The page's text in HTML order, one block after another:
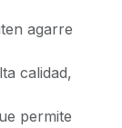
agarre
calidad,
permite